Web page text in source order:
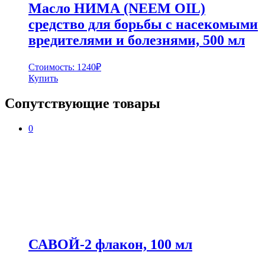
Масло НИМА (NEEM OIL)
средство для борьбы с насекомыми
вредителями и болезнями, 500 мл
Стоимость: 1240₽
Купить
Сопутствующие товары
0
САВОЙ-2 флакон, 100 мл